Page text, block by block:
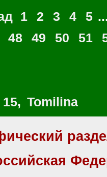
1 2 3 4 5
48 49 50 51
, Tomilina